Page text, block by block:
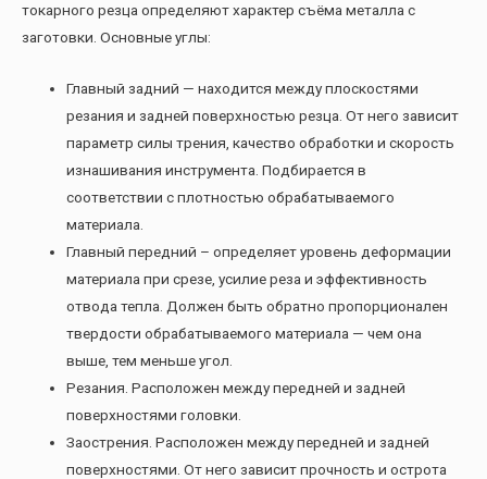
токарного резца определяют характер съёма металла с
заготовки. Основные углы:
Главный задний — находится между плоскостями
резания и задней поверхностью резца. От него зависит
параметр силы трения, качество обработки и скорость
изнашивания инструмента. Подбирается в
соответствии с плотностью обрабатываемого
материала.
Главный передний – определяет уровень деформации
материала при срезе, усилие реза и эффективность
отвода тепла. Должен быть обратно пропорционален
твердости обрабатываемого материала — чем она
выше, тем меньше угол.
Резания. Расположен между передней и задней
поверхностями головки.
Заострения. Расположен между передней и задней
поверхностями. От него зависит прочность и острота